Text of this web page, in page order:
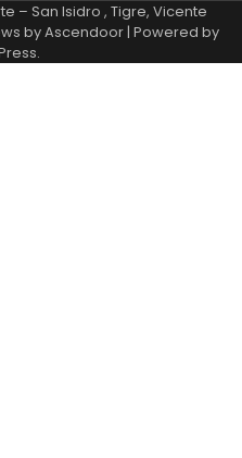
– San Isidro , Tigre, Vicente
byAscendoor| Powered by
.